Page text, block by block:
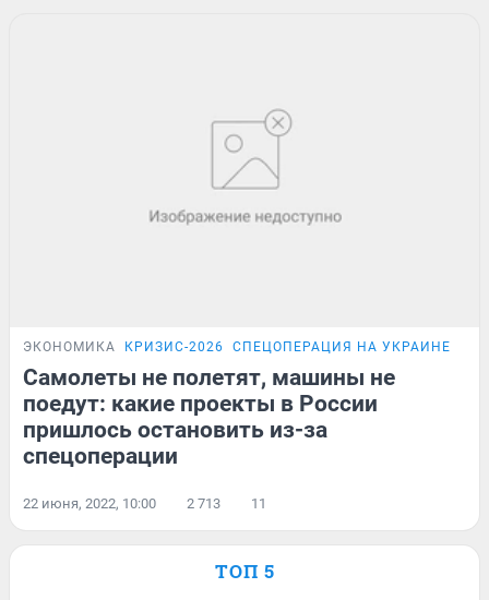
ЭКОНОМИКА КРИЗИС-2026 СПЕЦОПЕРАЦИЯ НА УКРАИНЕ
Самолеты не полетят, машины не
поедут: какие проекты в России
пришлось остановить из-за
спецоперации
22 июня, 2022, 10:00 2 713 11
ТОП 5